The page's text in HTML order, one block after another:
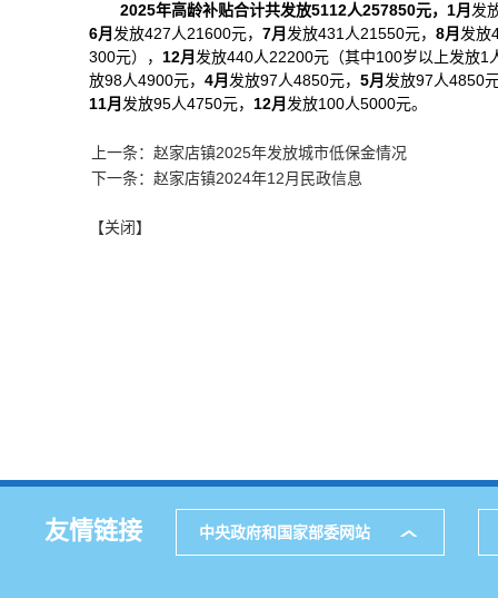
2025年高龄补贴合计共发放5112人257850元，1月 发
6月 发放427人21600元， 7月 发放431人21550元， 8月 发放
300元）， 12月 发放440人22200元（其中100岁以上发放1
放98人4900元， 4月 发放97人4850元， 5月 发放97人4850
11月 发放95人4750元， 12月 发放100人5000元。
上一条：赵家店镇2025年发放城市低保金情况
下一条：赵家店镇2024年12月民政信息
【关闭】
友情链接 中央政府和国家部委网站